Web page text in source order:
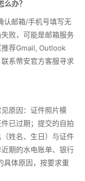
办？
认邮箱/手机号填写无
败，可能是邮箱服务
荐Gmail, Outlook
系幣安官方客服寻求
原因：证件照片模
已过期；提交的自拍
姓名、生日）与证件
期的水电账单、银行
具体原因，按要求重